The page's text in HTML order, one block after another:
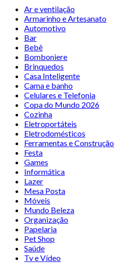
Ar e ventilação
Armarinho e Artesanato
Automotivo
Bar
Bebê
Bomboniere
Brinquedos
Casa Inteligente
Cama e banho
Celulares e Telefonia
Copa do Mundo 2026
Cozinha
Eletroportáteis
Eletrodomésticos
Ferramentas e Construção
Festa
Games
Informática
Lazer
Mesa Posta
Móveis
Mundo Beleza
Organização
Papelaria
Pet Shop
Saúde
Tv e Vídeo